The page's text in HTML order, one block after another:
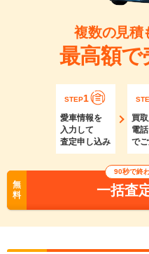
複数の見積
最高額
STEP1
愛車情報を
入力して
査定申し込み
買
電
で
無
料
90秒で終
一括査